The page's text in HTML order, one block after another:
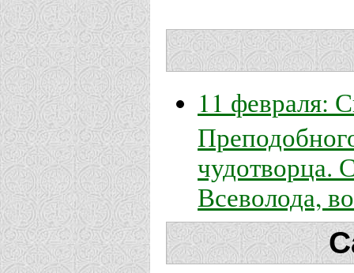
11 февраля:
чудотворца.
Всеволода,